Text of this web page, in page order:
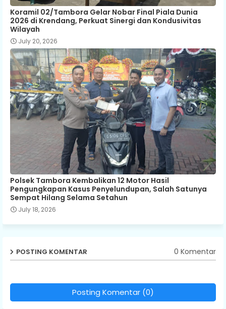
Koramil 02/Tambora Gelar Nobar Final Piala Dunia
2026 di Krendang, Perkuat Sinergi dan Kondusivitas
Wilayah
July 20, 2026
Polsek Tambora Kembalikan 12 Motor Hasil
Pengungkapan Kasus Penyelundupan, Salah Satunya
Sempat Hilang Selama Setahun
July 18, 2026
POSTING KOMENTAR 0 Komentar
Posting Komentar (0)